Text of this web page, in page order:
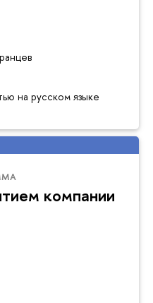
на русском языке
компании